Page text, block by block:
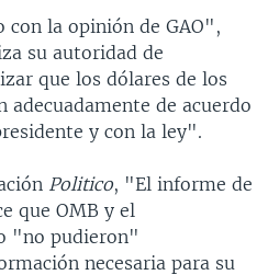
con la opinión de GAO",
su autoridad de
que los dólares de los
adecuadamente de acuerdo
y con la ley".
Politico, "El informe de
que OMB y el
"no pudieron"
necesaria para su